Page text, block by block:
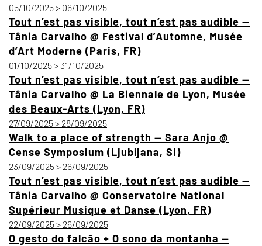
05/10/2025 > 06/10/2025
Tout n’est pas visible, tout n’est pas audible —
Tânia Carvalho @ Festival d’Automne, Musée
d’Art Moderne (Paris, FR)
01/10/2025 > 31/10/2025
Tout n’est pas visible, tout n’est pas audible —
Tânia Carvalho @ La Biennale de Lyon, Musée
des Beaux-Arts (Lyon, FR)
27/09/2025 > 28/09/2025
Walk to a place of strength — Sara Anjo @
Cense Symposium (Ljubljana, SI)
23/09/2025 > 26/09/2025
Tout n’est pas visible, tout n’est pas audible —
Tânia Carvalho @ Conservatoire National
Supérieur Musique et Danse (Lyon, FR)
22/09/2025 > 26/09/2025
O gesto do falcão + O sono da montanha —